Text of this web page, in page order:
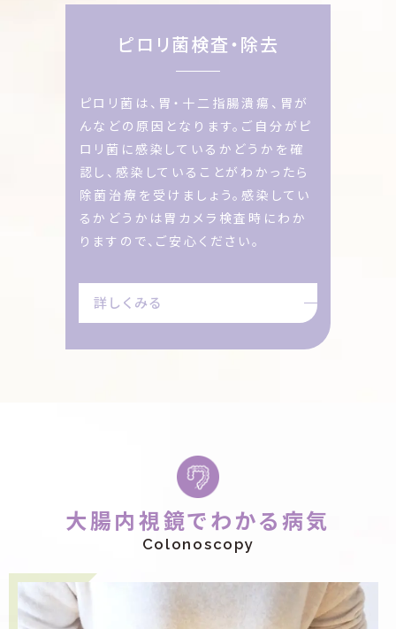
ピロリ菌検査・除去
ピロリ菌は、胃・十二指腸潰瘍、胃が
んなどの原因となります。ご自分がピ
ロリ菌に感染しているかどうかを確
認し、感染していることがわかったら
除菌治療を受けましょう。感染してい
るかどうかは胃カメラ検査時にわか
りますので、ご安心ください。
詳しくみる
大腸内視鏡でわかる病気
Colonoscopy